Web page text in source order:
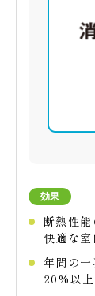
効果
断熱性
快適な
年間の
20%以